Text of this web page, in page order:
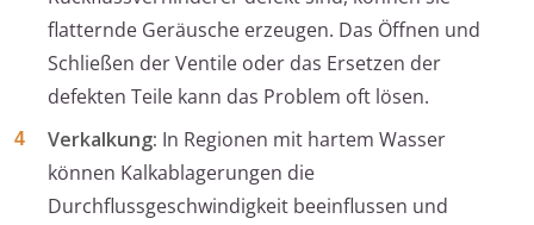
flatternde Geräusche erzeugen. Das Öffnen und
Schließen der Ventile oder das Ersetzen der
defekten Teile kann das Problem oft lösen.
Verkalkung: In Regionen mit hartem Wasser
können Kalkablagerungen die
Durchflussgeschwindigkeit beeinflussen und